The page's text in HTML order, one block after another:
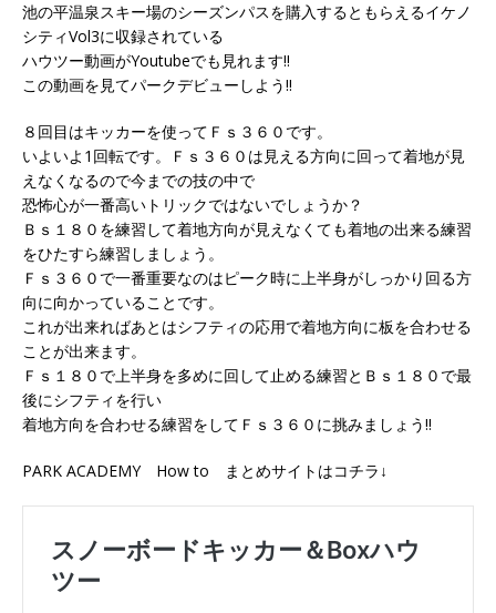
池の平温泉スキー場のシーズンパスを購入するともらえるイケノ
シティVol3に収録されている
ハウツー動画がYoutubeでも見れます!!
この動画を見てパークデビューしよう!!
８回目はキッカーを使ってＦｓ３６０です。
いよいよ1回転です。Ｆｓ３６０は見える方向に回って着地が見
えなくなるので今までの技の中で
恐怖心が一番高いトリックではないでしょうか？
Ｂｓ１８０を練習して着地方向が見えなくても着地の出来る練習
をひたすら練習しましょう。
Ｆｓ３６０で一番重要なのはピーク時に上半身がしっかり回る方
向に向かっていることです。
これが出来ればあとはシフティの応用で着地方向に板を合わせる
ことが出来ます。
Ｆｓ１８０で上半身を多めに回して止める練習とＢｓ１８０で最
後にシフティを行い
着地方向を合わせる練習をしてＦｓ３６０に挑みましょう!!
PARK ACADEMY How to まとめサイトはコチラ↓